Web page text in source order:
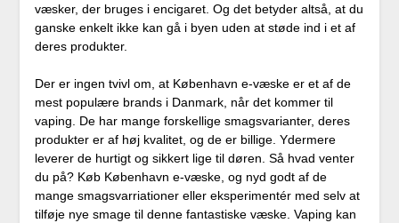
væsker, der bruges i encigaret. Og det betyder altså, at du
ganske enkelt ikke kan gå i byen uden at støde ind i et af
deres produkter.
Der er ingen tvivl om, at København e-væske er et af de
mest populære brands i Danmark, når det kommer til
vaping. De har mange forskellige smagsvarianter, deres
produkter er af høj kvalitet, og de er billige. Ydermere
leverer de hurtigt og sikkert lige til døren. Så hvad venter
du på? Køb København e-væske, og nyd godt af de
mange smagsvarriationer eller eksperimentér med selv at
tilføje nye smage til denne fantastiske væske. Vaping kan